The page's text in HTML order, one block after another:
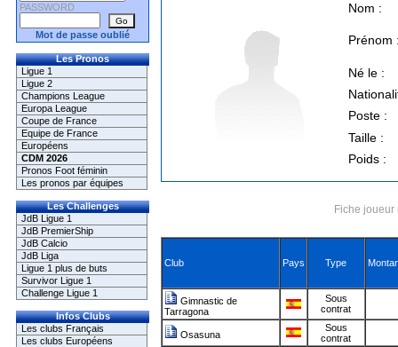
PASSWORD
Mot de passe oublié
Les Pronos
Ligue 1
Ligue 2
Champions League
Europa League
Coupe de France
Equipe de France
Européens
CDM 2026
Pronos Foot féminin
Les pronos par équipes
Les Challenges
JdB Ligue 1
JdB PremierShip
JdB Calcio
JdB Liga
Ligue 1 plus de buts
Survivor Ligue 1
Challenge Ligue 1
Infos Clubs
Les clubs Français
Les clubs Européens
Nom :
Prénom
Né le :
Poste :
Taille :
Poids :
Fiche
Club Pays Type
Gimnastic de
Tarragona
Sous
contrat
Osasuna
Sous
contrat